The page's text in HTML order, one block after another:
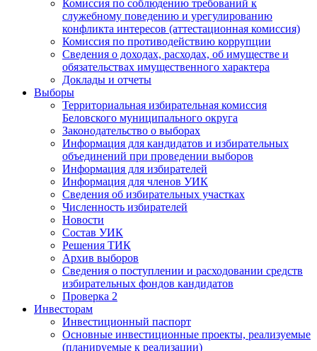
Комиссия по соблюдению требований к
служебному поведению и урегулированию
конфликта интересов (аттестационная комиссия)
Комиссия по противодействию коррупции
Сведения о доходах, расходах, об имуществе и
обязательствах имущественного характера
Доклады и отчеты
Выборы
Территориальная избирательная комиссия
Беловского муниципального округа
Законодательство о выборах
Информация для кандидатов и избирательных
объединений при проведении выборов
Информация для избирателей
Информация для членов УИК
Сведения об избирательных участках
Численность избирателей
Новости
Состав УИК
Решения ТИК
Архив выборов
Сведения о поступлении и расходовании средств
избирательных фондов кандидатов
Проверка 2
Инвесторам
Инвестиционный паспорт
Основные инвестиционные проекты, реализуемые
(планируемые к реализации)